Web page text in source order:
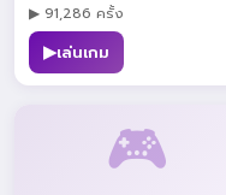
▶ 91,286 ครั้ง
▶เล่นเกม
🎮